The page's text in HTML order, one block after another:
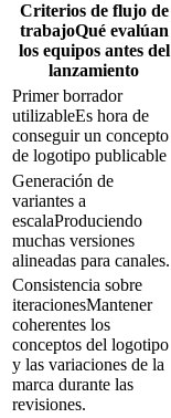
Criterios de flujo de
trabajoQué evalúan
los equipos antes del
lanzamiento
Primer borrador
utilizableEs hora de
conseguir un concepto
de logotipo publicable
Generación de
variantes a
escalaProduciendo
muchas versiones
alineadas para canales.
Consistencia sobre
iteracionesMantener
coherentes los
conceptos del logotipo
y las variaciones de la
marca durante las
revisiones.